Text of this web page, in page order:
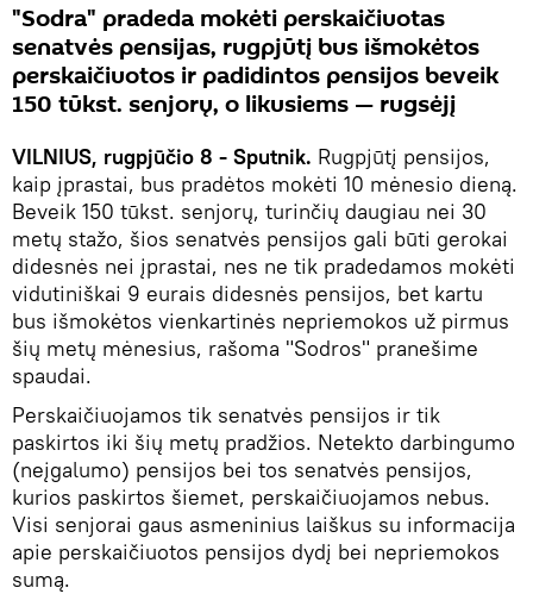
"Sodra" pradeda mokėti perskaičiuotas
senatvės pensijas, rugpjūtį bus išmokėtos
perskaičiuotos ir padidintos pensijos beveik
150 tūkst. senjorų, o likusiems — rugsėjį
VILNIUS, rugpjūčio 8 - Sputnik. Rugpjūtį pensijos,
kaip įprastai, bus pradėtos mokėti 10 mėnesio dieną.
Beveik 150 tūkst. senjorų, turinčių daugiau nei 30
metų stažo, šios senatvės pensijos gali būti gerokai
didesnės nei įprastai, nes ne tik pradedamos mokėti
vidutiniškai 9 eurais didesnės pensijos, bet kartu
bus išmokėtos vienkartinės nepriemokos už pirmus
šių metų mėnesius, rašoma "Sodros" pranešime
spaudai.
Perskaičiuojamos tik senatvės pensijos ir tik
paskirtos iki šių metų pradžios. Netekto darbingumo
(neįgalumo) pensijos bei tos senatvės pensijos,
kurios paskirtos šiemet, perskaičiuojamos nebus.
Visi senjorai gaus asmeninius laiškus su informacija
apie perskaičiuotos pensijos dydį bei nepriemokos
sumą.